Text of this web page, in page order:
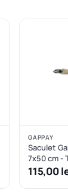
GAPPAY
Saculet
7x50 cm -
115,00